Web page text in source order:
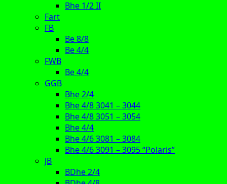
Bhe 1/2 II
Fart
FB
Be 8/8
Be 4/4
FWB
Be 4/4
GGB
Bhe 2/4
Bhe 4/8 3041 – 3044
Bhe 4/8 3051 – 3054
Bhe 4/4
Bhe 4/6 3081 – 3084
Bhe 4/6 3091 – 3095 “Polaris”
JB
BDhe 2/4